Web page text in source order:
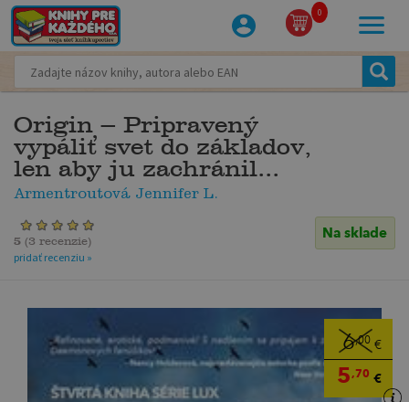
0
Origin – Pripravený
vypáliť svet do základov,
len aby ju zachránil...
Armentroutová Jennifer L.
Na sklade
5 (3 recenzie)
pridať recenziu »
6,00 €
5,70 €